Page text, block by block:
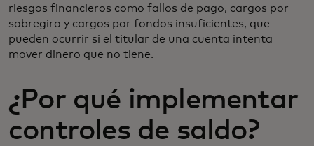
riesgos financieros como fallos de pago, cargos por
sobregiro y cargos por fondos insuficientes, que
pueden ocurrir si el titular de una cuenta intenta
mover dinero que no tiene.
¿Por qué implementar
controles de saldo?